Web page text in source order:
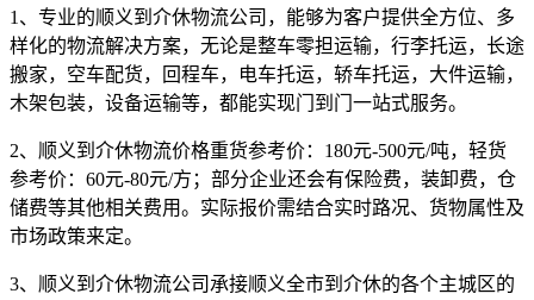
1、专业的顺义到介休物流公司，能够为客户提供全方位、多
样化的物流解决方案，无论是整车零担运输，行李托运，长途
搬家，空车配货，回程车，电车托运，轿车托运，大件运输，
木架包装，设备运输等，都能实现门到门一站式服务。
2、顺义到介休物流价格重货参考价：180元-500元/吨，轻货
参考价：60元-80元/方；部分企业还会有保险费，装卸费，仓
储费等其他相关费用。实际报价需结合实时路况、货物属性及
市场政策来定。
3、顺义到介休物流公司承接顺义全市到介休的各个主城区的